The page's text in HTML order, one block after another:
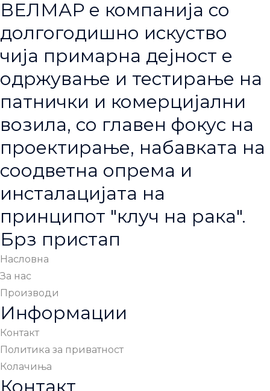
ВЕЛМАР е компанија со
долгогодишно искуство
чија примарна дејност е
одржување и тестирање на
патнички и комерцијални
возила, со главен фокус на
проектирање, набавката на
соодветна опрема и
инсталацијата на
принципот "клуч на рака".
Брз пристап
Насловна
За нас
Производи
Информации
Контакт
Политика за приватност
Колачиња
Контакт